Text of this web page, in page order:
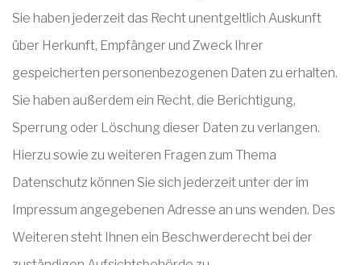
Sie haben jederzeit das Recht unentgeltlich Auskunft
über Herkunft, Empfänger und Zweck Ihrer
gespeicherten personenbezogenen Daten zu erhalten.
Sie haben außerdem ein Recht, die Berichtigung,
Sperrung oder Löschung dieser Daten zu verlangen.
Hierzu sowie zu weiteren Fragen zum Thema
Datenschutz können Sie sich jederzeit unter der im
Impressum angegebenen Adresse an uns wenden. Des
Weiteren steht Ihnen ein Beschwerderecht bei der